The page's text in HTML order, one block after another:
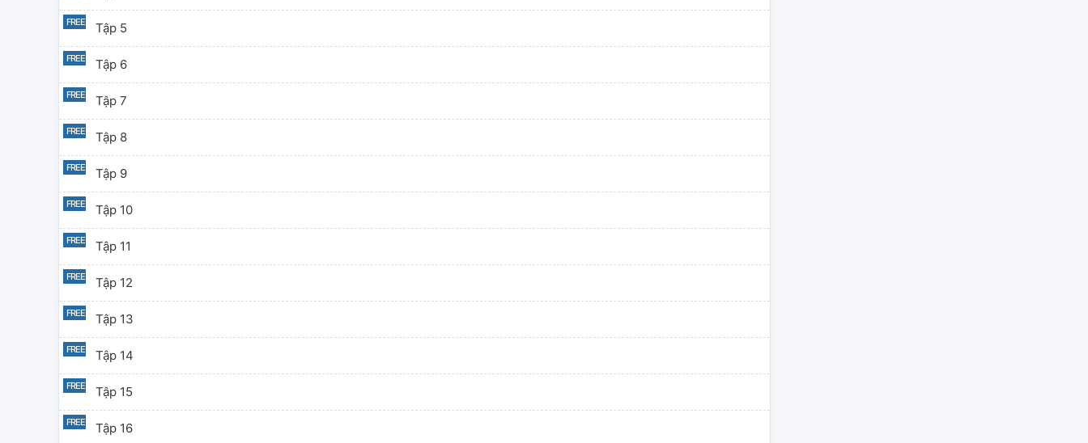
Tập 5
Tập 6
Tập 7
Tập 8
Tập 9
Tập 10
Tập 11
Tập 12
Tập 13
Tập 14
Tập 15
Tập 16